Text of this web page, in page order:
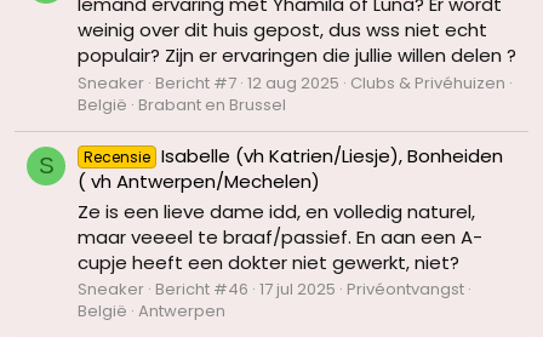
weinig over dit huis gepost, dus wss niet echt
populair? Zijn er ervaringen die jullie willen delen ?
Sneaker Bericht #7 12 aug 2025 Clubs & Privéhuizen
België Brabant en Brussel
S Recensie Isabelle (vh Katrien/Liesje), Bonheiden
( vh Antwerpen/Mechelen)
Ze is een lieve dame idd, en volledig naturel,
maar veeeel te braaf/passief. En aan een A-
cupje heeft een dokter niet gewerkt, niet?
Sneaker Bericht #46 17 jul 2025 Privéontvangst
België Antwerpen